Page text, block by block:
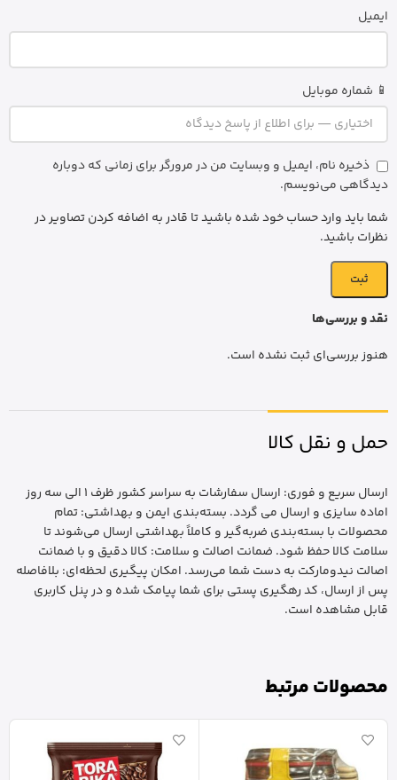
نقد و بررسی‌ها
هنوز بررسی‌ای ثبت نشده است.
ایمیل
📱 شماره موبایل
ذخیره نام، ایمیل و وبسایت من در مرورگر برای زمانی که دوباره
دیدگاهی می‌نویسم.
شما باید وارد حساب خود شده باشید تا قادر به اضافه کردن تصاویر در
نظرات باشید.
حمل و نقل کالا
ارسال سریع و فوری: ارسال سفارشات به سراسر کشور ظرف 1 الی سه روز
اماده سایزی و ارسال می گردد. بسته‌بندی ایمن و بهداشتی: تمام
محصولات با بسته‌بندی ضربه‌گیر و کاملاً بهداشتی ارسال می‌شوند تا
سلامت کالا حفظ شود. ضمانت اصالت و سلامت: کالا دقیق و با ضمانت
اصالت نیدومارکت به دست شما می‌رسد. امکان پیگیری لحظه‌ای: بلافاصله
پس از ارسال، کد رهگیری پستی برای شما پیامک شده و در پنل کاربری
قابل مشاهده است.
محصولات مرتبط